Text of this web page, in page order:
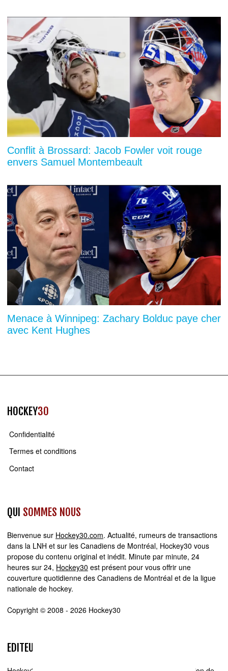
Conflit à Brossard: Jacob Fowler voit rouge
envers Samuel Montembeault
Menace à Winnipeg: Zachary Bolduc paye cher
avec Kent Hughes
HOCKEY30
Confidentialité
Termes et conditions
Contact
QUI SOMMES NOUS
Bienvenue sur Hockey30.com. Actualité, rumeurs de transactions
dans la LNH et sur les Canadiens de Montréal, Hockey30 vous
propose du contenu original et inédit. Minute par minute, 24
heures sur 24, Hockey30 est présent pour vous offrir une
couverture quotidienne des Canadiens de Montréal et de la ligue
nationale de hockey.
Copyright © 2008 - 2026 Hockey30
EDITEUR